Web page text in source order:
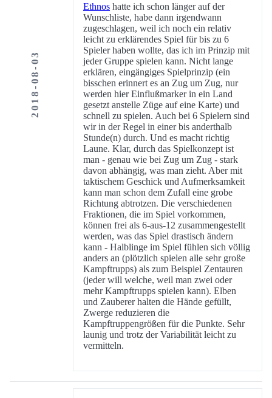
2018-08-03
Ethnos hatte ich schon länger auf der
Wunschliste, habe dann irgendwann
zugeschlagen, weil ich noch ein relativ
leicht zu erklärendes Spiel für bis zu 6
Spieler haben wollte, das ich im Prinzip mit
jeder Gruppe spielen kann. Nicht lange
erklären, eingängiges Spielprinzip (ein
bisschen erinnert es an Zug um Zug, nur
werden hier Einflußmarker in ein Land
gesetzt anstelle Züge auf eine Karte) und
schnell zu spielen. Auch bei 6 Spielern sind
wir in der Regel in einer bis anderthalb
Stunde(n) durch. Und es macht richtig
Laune. Klar, durch das Spielkonzept ist
man - genau wie bei Zug um Zug - stark
davon abhängig, was man zieht. Aber mit
taktischem Geschick und Aufmerksamkeit
kann man schon dem Zufall eine grobe
Richtung abtrotzen. Die verschiedenen
Fraktionen, die im Spiel vorkommen,
können frei als 6-aus-12 zusammengestellt
werden, was das Spiel drastisch ändern
kann - Halblinge im Spiel fühlen sich völlig
anders an (plötzlich spielen alle sehr große
Kampftrupps) als zum Beispiel Zentauren
(jeder will welche, weil man zwei oder
mehr Kampftrupps spielen kann). Elben
und Zauberer halten die Hände gefüllt,
Zwerge reduzieren die
Kampftruppengrößen für die Punkte. Sehr
launig und trotz der Variabilität leicht zu
vermitteln.